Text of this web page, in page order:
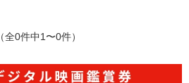
（全0件中1〜0件）